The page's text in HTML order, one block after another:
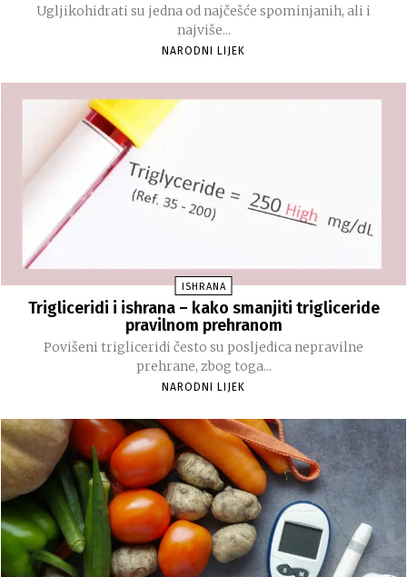
Ugljikohidrati su jedna od najčešće spominjanih, ali i
najviše...
NARODNI LIJEK
ISHRANA
Trigliceridi i ishrana – kako smanjiti trigliceride
pravilnom prehranom
Povišeni trigliceridi često su posljedica nepravilne
prehrane, zbog toga...
NARODNI LIJEK